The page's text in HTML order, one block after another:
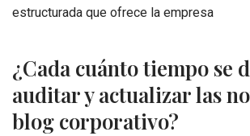
estructurada que ofrece la empresa
¿Cada cuánto tiempo se
auditar y actualizar las
blog corporativo?